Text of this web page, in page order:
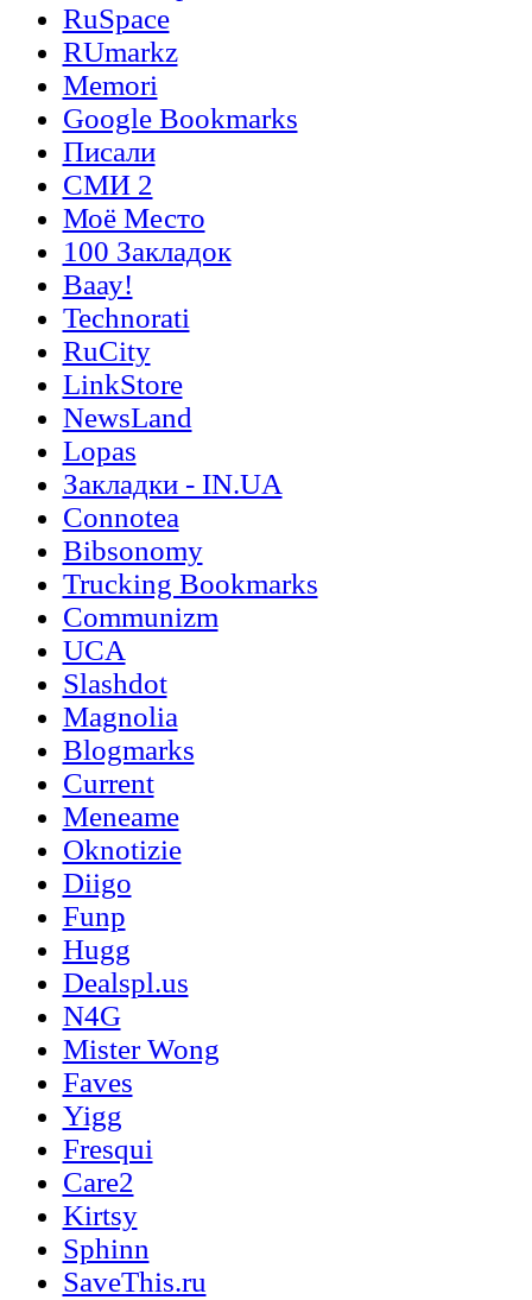
RuSpace
RUmarkz
Memori
Google Bookmarks
Писали
СМИ 2
Моё Место
100 Закладок
Ваау!
Technorati
RuCity
LinkStore
NewsLand
Lopas
Закладки - IN.UA
Connotea
Bibsonomy
Trucking Bookmarks
Communizm
UCA
Slashdot
Magnolia
Blogmarks
Current
Meneame
Oknotizie
Diigo
Funp
Hugg
Dealspl.us
N4G
Mister Wong
Faves
Yigg
Fresqui
Care2
Kirtsy
Sphinn
SaveThis.ru